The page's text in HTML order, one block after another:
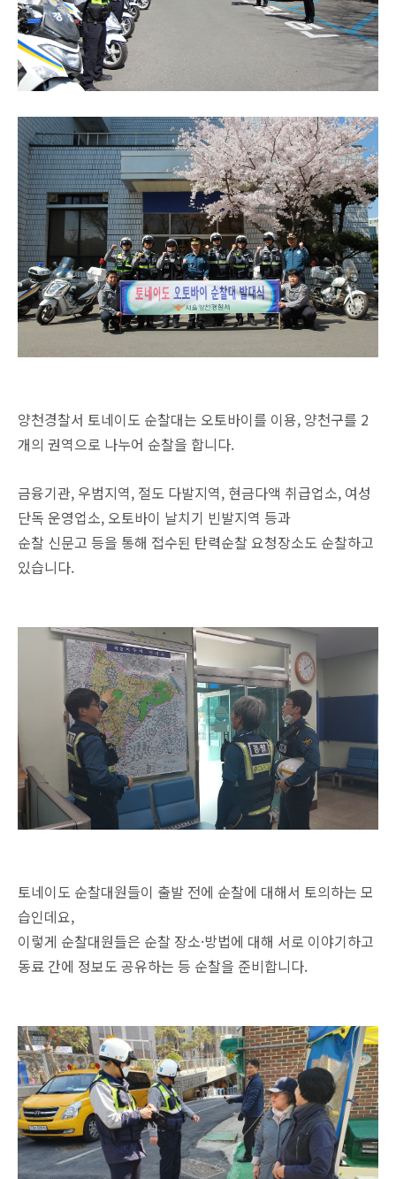
양천경찰서 토네이도 순찰대는 오토바이를 이용, 양천구를 2
개의 권역으로 나누어 순찰을 합니다.
금융기관, 우범지역, 절도 다발지역, 현금다액 취급업소, 여성
단독 운영업소, 오토바이 날치기 빈발지역 등과
순찰 신문고 등을 통해 접수된 탄력순찰 요청장소도 순찰하고
있습니다.
토네이도 순찰대원들이 출발 전에 순찰에 대해서 토의하는 모
습인데요,
이렇게 순찰대원들은 순찰 장소·방법에 대해 서로 이야기하고
동료 간에 정보도 공유하는 등 순찰을 준비합니다.